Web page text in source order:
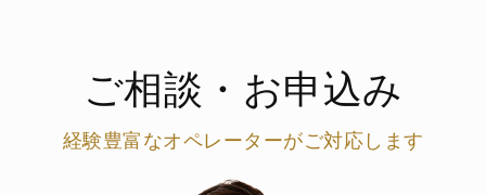
ご相談・お申込み
経験豊富なオペレーターがご対応します